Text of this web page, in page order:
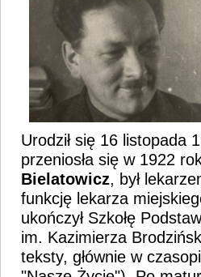
Urodził się 16 listopada
przeniosła się w 1922
Bielatowicz, był
funkcję lekarza
ukończył Szkołę
im. Kazimierza
teksty, głównie w